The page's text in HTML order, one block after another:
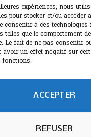
expériences, nous
pour stocker et/ou
consentir à ces technologies
telles que le comportement
Le fait de ne pas consentir
avoir un effet négatif sur
fonctions.
ACCEPTER
REFUSER
2026
est dangereux
Paris-bistro.com est
mail: contact@paris-